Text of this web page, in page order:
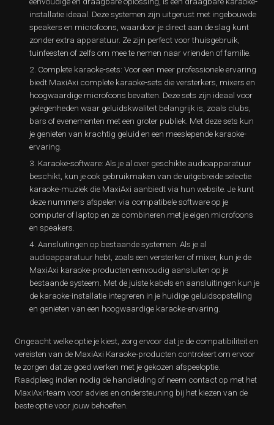
installatie ideaal. Deze systemen zijn uitgerust met ingebouwde
speakers en microfoons, waardoor je direct aan de slag kunt
zonder extra apparatuur. Ze zijn perfect voor thuisgebruik,
tuinfeesten of zelfs om mee te nemen naar vrienden of familie.
Complete karaoke-sets: Voor een meer professionele ervaring
biedt MaxiAxi complete karaoke-sets die versterkers, mixers en
hoogwaardige microfoons bevatten. Deze sets zijn ideaal voor
gelegenheden waar geluidskwaliteit belangrijk is, zoals clubs,
bars of evenementen met een groter publiek. Met deze sets kun
je genieten van krachtig geluid en een meeslepende karaoke-
ervaring.
Karaoke-software: Als je al over geschikte audioapparatuur
beschikt, kun je ook gebruikmaken van de uitgebreide selectie
karaoke-muziek die MaxiAxi aanbiedt via hun website. Je kunt
deze nummers afspelen via compatibele software op je
computer of laptop en ze combineren met je eigen microfoons
en speakers.
Aansluitingen op bestaande systemen: Als je al
audioapparatuur hebt, zoals een versterker of mixer, kun je de
MaxiAxi karaoke-producten eenvoudig aansluiten op je
bestaande systeem. Met de juiste kabels en aansluitingen kun je
de karaoke-installatie integreren in je huidige geluidsopstelling
en genieten van een hoogwaardige karaoke-ervaring.
Ongeacht welke optie je kiest, zorg ervoor dat je de compatibiliteit en
vereisten van de MaxiAxi Karaoke-producten controleert om ervoor
te zorgen dat ze goed werken met je gekozen afspeeloptie.
Raadpleeg indien nodig de handleiding of neem contact op met het
MaxiAxi-team voor advies en ondersteuning bij het kiezen van de
beste optie voor jouw behoeften.